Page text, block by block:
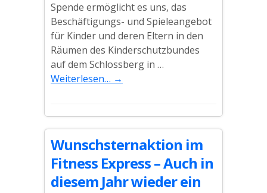
Spende ermöglicht es uns, das
Beschäftigungs- und Spieleangebot
für Kinder und deren Eltern in den
Räumen des Kinderschutzbundes
auf dem Schlossberg in …
Weiterlesen… →
Wunschsternaktion im
Fitness Express – Auch in
diesem Jahr wieder ein